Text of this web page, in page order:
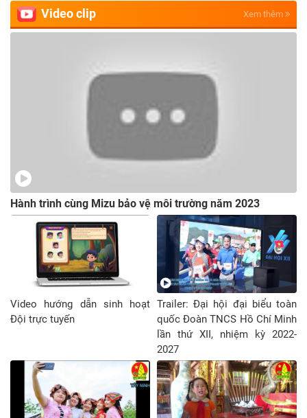
Video clip Xem thêm
Hành trình cùng Mizu bảo vệ môi trường năm 2023
Video hướng dẫn sinh hoạt
Đội trực tuyến
Trailer: Đại hội đại biểu toàn
quốc Đoàn TNCS Hồ Chí Minh
lần thứ XII, nhiệm kỳ 2022-
2027